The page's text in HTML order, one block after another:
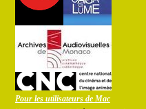
Pour les utilisateurs de Mac